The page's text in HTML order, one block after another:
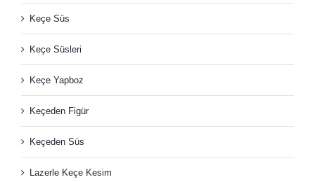
Keçe Süs
Keçe Süsleri
Keçe Yapboz
Keçeden Figür
Keçeden Süs
Lazerle Keçe Kesim